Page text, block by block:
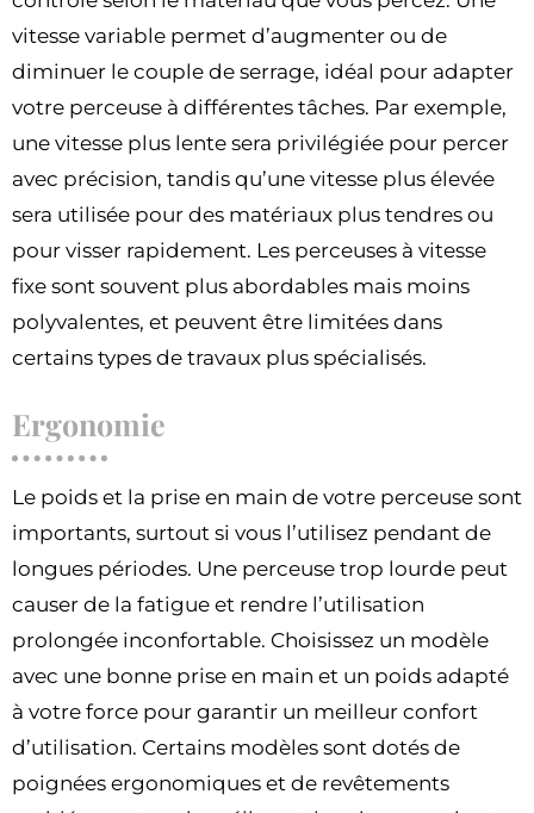
vitesse variable permet d’augmenter ou de
diminuer le couple de serrage, idéal pour adapter
votre perceuse à différentes tâches. Par exemple,
une vitesse plus lente sera privilégiée pour percer
avec précision, tandis qu’une vitesse plus élevée
sera utilisée pour des matériaux plus tendres ou
pour visser rapidement. Les perceuses à vitesse
fixe sont souvent plus abordables mais moins
polyvalentes, et peuvent être limitées dans
certains types de travaux plus spécialisés.
Ergonomie
Le poids et la prise en main de votre perceuse sont
importants, surtout si vous l’utilisez pendant de
longues périodes. Une perceuse trop lourde peut
causer de la fatigue et rendre l’utilisation
prolongée inconfortable. Choisissez un modèle
avec une bonne prise en main et un poids adapté
à votre force pour garantir un meilleur confort
d’utilisation. Certains modèles sont dotés de
poignées ergonomiques et de revêtements